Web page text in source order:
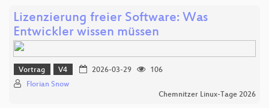
Lizenzierung freier Software: Was
Entwickler wissen müssen
Vortrag V4 2026-03-29
106
Florian Snow
Chemnitzer Linux-Tage 2026